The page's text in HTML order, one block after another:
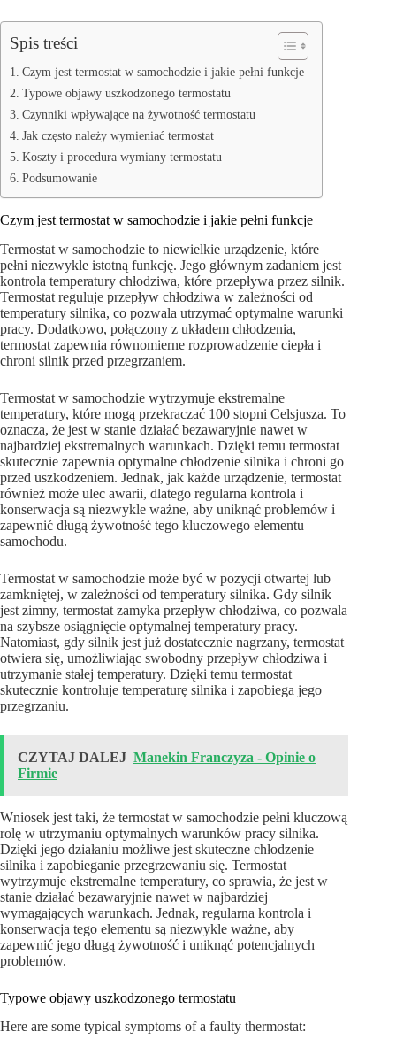
Spis treści
Czym jest termostat w samochodzie i jakie pełni funkcje
Typowe objawy uszkodzonego termostatu
Czynniki wpływające na żywotność termostatu
Jak często należy wymieniać termostat
Koszty i procedura wymiany termostatu
Podsumowanie
Czym jest termostat w samochodzie i jakie pełni funkcje
Termostat w samochodzie to niewielkie urządzenie, które
pełni niezwykle istotną funkcję. Jego głównym zadaniem jest
kontrola temperatury chłodziwa, które przepływa przez silnik.
Termostat reguluje przepływ chłodziwa w zależności od
temperatury silnika, co pozwala utrzymać optymalne warunki
pracy. Dodatkowo, połączony z układem chłodzenia,
termostat zapewnia równomierne rozprowadzenie ciepła i
chroni silnik przed przegrzaniem.
Termostat w samochodzie wytrzymuje ekstremalne
temperatury, które mogą przekraczać 100 stopni Celsjusza. To
oznacza, że jest w stanie działać bezawaryjnie nawet w
najbardziej ekstremalnych warunkach. Dzięki temu termostat
skutecznie zapewnia optymalne chłodzenie silnika i chroni go
przed uszkodzeniem. Jednak, jak każde urządzenie, termostat
również może ulec awarii, dlatego regularna kontrola i
konserwacja są niezwykle ważne, aby uniknąć problemów i
zapewnić długą żywotność tego kluczowego elementu
samochodu.
Termostat w samochodzie może być w pozycji otwartej lub
zamkniętej, w zależności od temperatury silnika. Gdy silnik
jest zimny, termostat zamyka przepływ chłodziwa, co pozwala
na szybsze osiągnięcie optymalnej temperatury pracy.
Natomiast, gdy silnik jest już dostatecznie nagrzany, termostat
otwiera się, umożliwiając swobodny przepływ chłodziwa i
utrzymanie stałej temperatury. Dzięki temu termostat
skutecznie kontroluje temperaturę silnika i zapobiega jego
przegrzaniu.
CZYTAJ DALEJ Manekin Franczyza - Opinie o
Firmie
Wniosek jest taki, że termostat w samochodzie pełni kluczową
rolę w utrzymaniu optymalnych warunków pracy silnika.
Dzięki jego działaniu możliwe jest skuteczne chłodzenie
silnika i zapobieganie przegrzewaniu się. Termostat
wytrzymuje ekstremalne temperatury, co sprawia, że jest w
stanie działać bezawaryjnie nawet w najbardziej
wymagających warunkach. Jednak, regularna kontrola i
konserwacja tego elementu są niezwykle ważne, aby
zapewnić jego długą żywotność i uniknąć potencjalnych
problemów.
Typowe objawy uszkodzonego termostatu
Here are some typical symptoms of a faulty thermostat: